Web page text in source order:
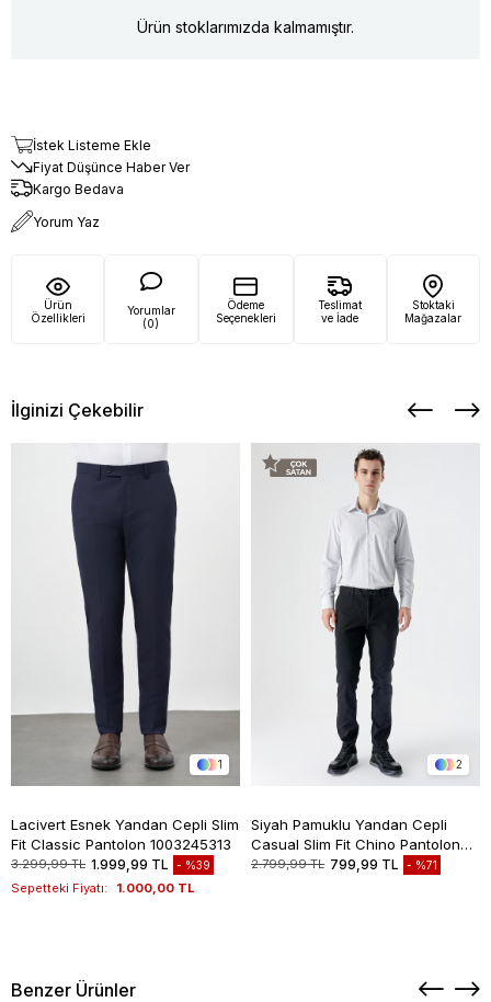
Ürün stoklarımızda kalmamıştır.
İstek Listeme Ekle
Fiyat Düşünce Haber Ver
Kargo Bedava
Yorum Yaz
Ürün
Özellikleri
Yorumlar
(0)
Ödeme
Seçenekleri
Teslimat
ve İade
Stoktaki
Mağazalar
İlginizi Çekebilir
1
Lacivert Esnek Yandan Cepli Slim
Fit Classic Pantolon 1003245313
3.299,99 TL 1.999,99 TL %39
Sepetteki Fiyatı: 1.000,00 TL
2
Siyah Pamuklu Yandan Cepli
Casual Slim Fit Chino Pantolon
1003235117
2.799,99 TL 799,99 TL %71
Benzer Ürünler